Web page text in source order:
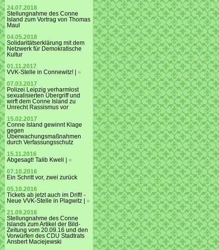
24.07.2018
Stellungnahme des Conne
Island zum Vortrag von Thomas
Maul
04.05.2018
Solidaritätserklärung mit dem
Netzwerk für Demokratische
Kultur
01.11.2017
VVK-Stelle in Connewitz! | »
07.03.2017
Polizei Leipzig verharmlost
sexualisierten Übergriff und
wirft dem Conne Island zu
Unrecht Rassismus vor
15.02.2017
Conne Island gewinnt Klage
gegen
Überwachungsmaßnahmen
durch Verfassungsschutz
15.11.2016
Abgesagt! Talib Kweli | »
07.10.2016
Ein Schritt vor, zwei zurück
05.10.2016
Tickets ab jetzt auch im Drift! -
Neue VVK-Stelle in Plagwitz | »
21.09.2016
Stellungnahme des Conne
Islands zum Artikel der Bild-
Zeitung vom 20.09.16 und den
Vorwürfen des CDU Stadtrats
Ansbert Maciejewski